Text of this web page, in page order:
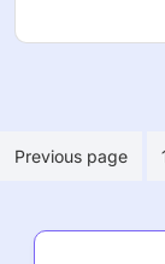
Posts
Previous page